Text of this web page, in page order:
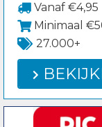
Vanaf €4,95
Minimaal
27.000+